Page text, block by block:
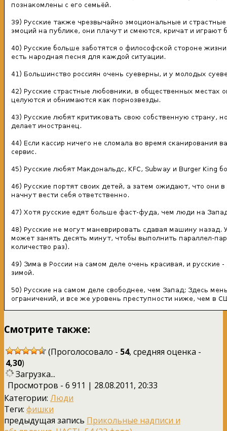
Смотрите также:
(Проголосовало - 54, средняя оценка -
4,30)
Загрузка...
Просмотров - 6 911 | 28.08.2011, 20:33
Категории: Люди
Теги: фишки
предыдущая запись Прикольные надписи и